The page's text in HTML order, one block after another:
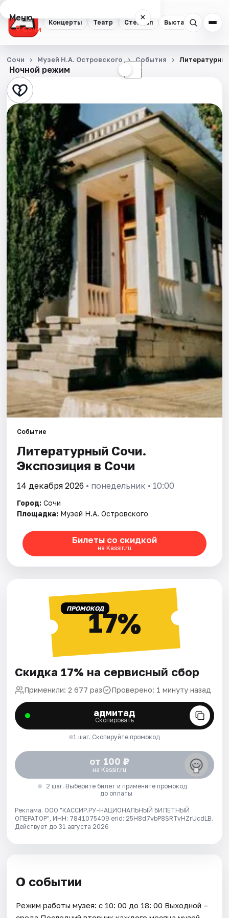
Концерты Театр Стендап Выставки
Меню ×
Сочи
Концерты
Театр
Стендап
Выставки
Квесты
Экскурсии
Спорт
События
Города
Площадки
Артисты
Рейтинги
Ночной режим ☾
Сочи Музей Н.А. Островского События
Событие
Литературный Сочи.
Экспозиция в Сочи
14 декабря 2026 • понедельник • 10:00
Город: Сочи
Площадка: Музей Н.А. Островского
Билеты со скидкой
на Kassir.ru
ПРОМОКОД17%
Скидка 17% на сервисный сбор
Применили: 2 677 раз Проверено: 1 минуту назад
адмитад
Скопировать
1 шаг. Скопируйте промокод
от 100 ₽
на Kassir.ru
2 шаг. Выберите билет и примените промокод
до оплаты
Реклама. ООО "КАССИР.РУ-НАЦИОНАЛЬНЫЙ БИЛЕТНЫЙ
ОПЕРАТОР", ИНН: 7841075409 erid: 25H8d7vbP8SRTvHZrUcdLB.
Действует до 31 августа 2026
О событии
Режим работы музея: с 10: 00 до 18: 00 Выходной –